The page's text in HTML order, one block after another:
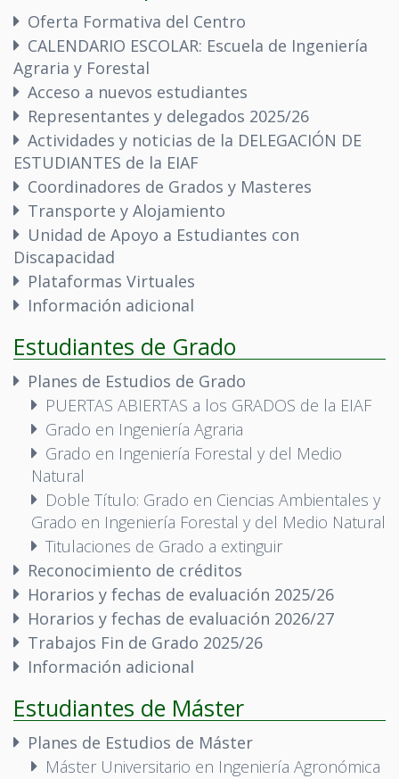
Oferta Formativa del Centro
CALENDARIO ESCOLAR: Escuela de Ingeniería
Agraria y Forestal
Acceso a nuevos estudiantes
Representantes y delegados 2025/26
Actividades y noticias de la DELEGACIÓN DE
ESTUDIANTES de la EIAF
Coordinadores de Grados y Masteres
Transporte y Alojamiento
Unidad de Apoyo a Estudiantes con
Discapacidad
Plataformas Virtuales
Información adicional
Estudiantes de Grado
Planes de Estudios de Grado
PUERTAS ABIERTAS a los GRADOS de la EIAF
Grado en Ingeniería Agraria
Grado en Ingeniería Forestal y del Medio
Natural
Doble Título: Grado en Ciencias Ambientales y
Grado en Ingeniería Forestal y del Medio Natural
Titulaciones de Grado a extinguir
Reconocimiento de créditos
Horarios y fechas de evaluación 2025/26
Horarios y fechas de evaluación 2026/27
Trabajos Fin de Grado 2025/26
Información adicional
Estudiantes de Máster
Planes de Estudios de Máster
Máster Universitario en Ingeniería Agronómica